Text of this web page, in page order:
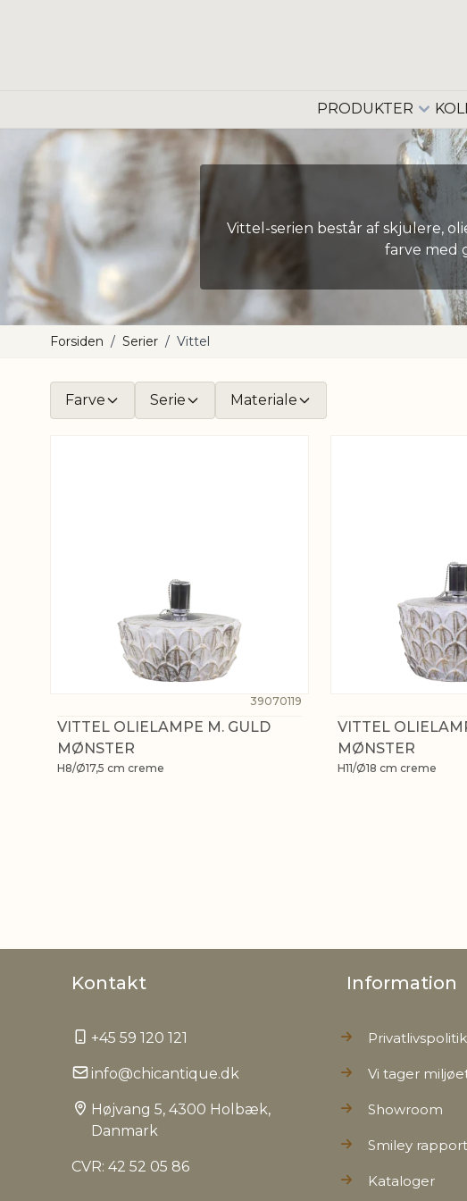
PRODUKTER
Vittel-serien består af skjulere,
farve med
Forsiden / Serier / Vittel
Farve Serie Materiale
39070119
VITTEL OLIELAMPE M. GULD
MØNSTER
H8/Ø17,5 cm creme
VITTEL
MØNSTER
H11/Ø18 cm creme
Kontakt
+45 59 120 121
info@chicantique.dk
Højvang 5, 4300 Holbæk,
Danmark
CVR: 42 52 05 86
Information
Vi tager
Showroom
Smiley
Kataloger